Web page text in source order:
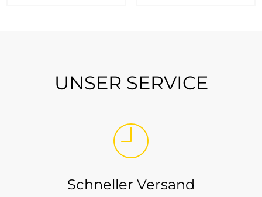
UNSER SERVICE
Schneller Versand